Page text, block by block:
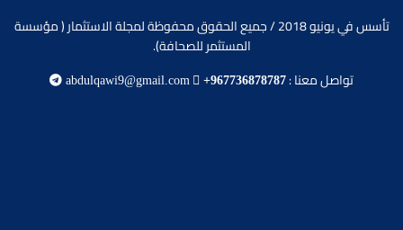
تأسس في يونيو 2018 / جميع الحقوق محفوظة لمجلة الاستثمار ( مؤسسة
المستثمر للصحافة).
تواصل معنا : +967736878787
abdulqawi9@gmail.com